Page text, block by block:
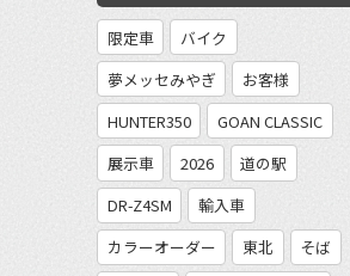
限定車
バイク
夢メッセみやぎ
お客様
HUNTER350
GOAN CLASSIC
展示車
2026
道の駅
DR-Z4SM
輸入車
カラーオーダー
東北
そば